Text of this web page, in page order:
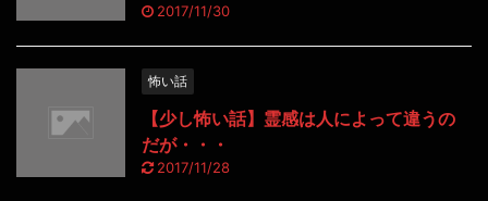
2017/11/30
怖い話
【少し怖い話】霊感は人によって違うの
だが・・・
2017/11/28